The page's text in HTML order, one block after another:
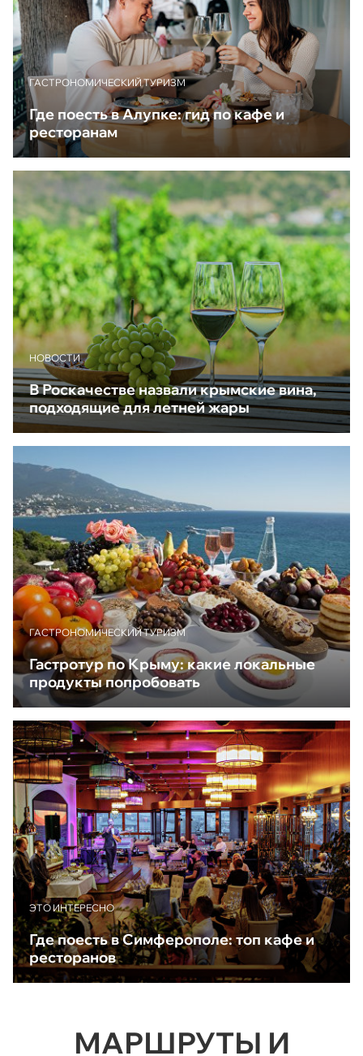
ГАСТРОНОМИЧЕСКИЙ ТУРИЗМ
Где поесть в Алупке: гид по кафе и
ресторанам
НОВОСТИ
В Роскачестве назвали крымские вина,
подходящие для летней жары
ГАСТРОНОМИЧЕСКИЙ ТУРИЗМ
Гастротур по Крыму: какие локальные
продукты попробовать
ЭТО ИНТЕРЕСНО
Где поесть в Симферополе: топ кафе и
ресторанов
МАРШРУТЫ И